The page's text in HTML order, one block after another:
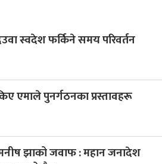
स्वदेश फर्किने समय परिवर्तन
एमाले पुनर्गठनका प्रस्तावहरू
झाको जवाफ : महान जनादेश